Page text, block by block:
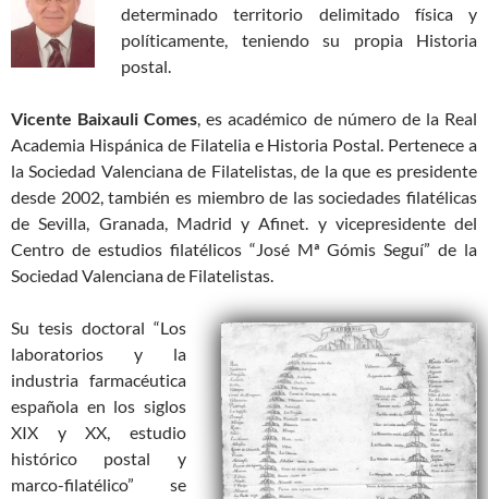
determinado territorio delimitado física y
políticamente, teniendo su propia Historia
postal.
Vicente Baixauli Comes, es académico de número de la Real
Academia Hispánica de Filatelia e Historia Postal. Pertenece a
la Sociedad Valenciana de Filatelistas, de la que es presidente
desde 2002, también es miembro de las sociedades filatélicas
de Sevilla, Granada, Madrid y Afinet. y vicepresidente del
Centro de estudios filatélicos “José Mª Gómis Seguí” de la
Sociedad Valenciana de Filatelistas.
Su tesis doctoral “Los
laboratorios y la
industria farmacéutica
española en los siglos
XIX y XX, estudio
histórico postal y
marco-filatélico” se